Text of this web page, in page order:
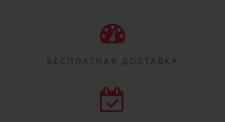
БЕСПЛАТНАЯ ДОСТАВКА